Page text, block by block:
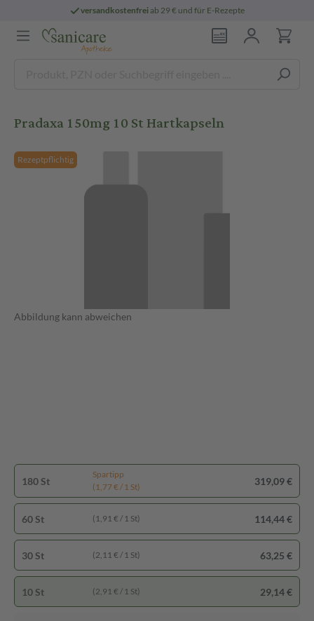
versandkostenfreiab 29 € und für E-Rezepte
Pradaxa 150mg 10 St Hartkapseln
Rezeptpflichtig
Abbildung kann abweichen
180 St
Spartipp
(1,77 € / 1 St)
319,09 €
60 St (1,91 € / 1 St) 114,44 €
30 St (2,11 € / 1 St) 63,25 €
10 St (2,91 € / 1 St) 29,14 €